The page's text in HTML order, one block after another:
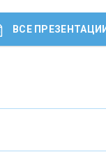
деньгами
ВСЕ ПРЕЗЕНТАЦИИ